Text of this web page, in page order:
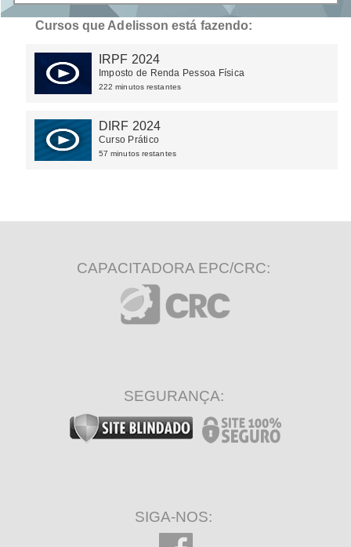
Cursos que Adelisson está fazendo:
IRPF 2024
Imposto de Renda Pessoa Física
222 minutos restantes
DIRF 2024
Curso Prático
57 minutos restantes
CAPACITADORA EPC/CRC:
SEGURANÇA:
SIGA-NOS: